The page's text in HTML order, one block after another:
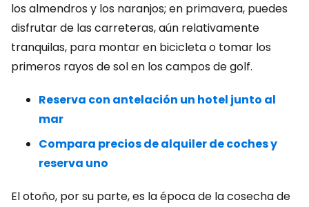
los almendros y los naranjos; en primavera, puedes
disfrutar de las carreteras, aún relativamente
tranquilas, para montar en bicicleta o tomar los
primeros rayos de sol en los campos de golf.
Reserva con antelación un hotel junto al
mar
Compara precios de alquiler de coches y
reserva uno
El otoño, por su parte, es la época de la cosecha de